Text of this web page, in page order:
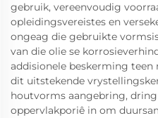
gebruik, vereenvoudig
opleidingsvereistes en
ongeag die gebruikte
van die olie se
addisionele beskerming teen
dit uitstekende
houtvorms aangebring,
oppervlakporiê in om